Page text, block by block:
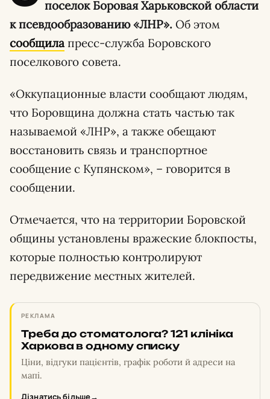
поселок Боровая Харьковской области
к псевдообразованию «ЛНР». Об этом
сообщилапресс-служба Боровского
поселкового совета.
«Оккупационные власти сообщают людям,
что Боровщина должна стать частью так
называемой «ЛНР», а также обещают
восстановить связь и транспортное
сообщение с Купянском», – говорится в
сообщении.
Отмечается, что на территории Боровской
общины установлены вражеские блокпосты,
которые полностью контролируют
передвижение местных жителей.
РЕКЛАМА
Треба до стоматолога? 121 клініка
Харкова в одному списку
Ціни, відгуки пацієнтів, графік роботи й адреси на
мапі.
Дізнатись більше→